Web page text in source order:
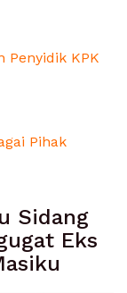
Penyidik KPK
Pihak
Sidang
Eks